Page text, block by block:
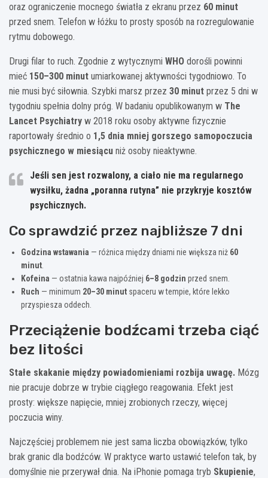
oraz ograniczenie mocnego światła z ekranu przez 60 minut
przed snem. Telefon w łóżku to prosty sposób na rozregulowanie
rytmu dobowego.
Drugi filar to ruch. Zgodnie z wytycznymi WHO dorośli powinni
mieć 150–300 minut umiarkowanej aktywności tygodniowo. To
nie musi być siłownia. Szybki marsz przez 30 minut przez 5 dni w
tygodniu spełnia dolny próg. W badaniu opublikowanym w The
Lancet Psychiatry w 2018 roku osoby aktywne fizycznie
raportowały średnio o 1,5 dnia mniej gorszego samopoczucia
psychicznego w miesiącu niż osoby nieaktywne.
Jeśli sen jest rozwalony, a ciało nie ma regularnego
wysiłku, żadna „poranna rutyna” nie przykryje kosztów
psychicznych.
Co sprawdzić przez najbliższe 7 dni
Godzina wstawania — różnica między dniami nie większa niż 60
minut
Kofeina — ostatnia kawa najpóźniej 6–8 godzin przed snem.
Ruch — minimum 20–30 minut spaceru w tempie, które lekko
przyspiesza oddech.
Przeciążenie bodźcami trzeba ciąć
bez litości
Stałe skakanie między powiadomieniami rozbija uwagę. Mózg
nie pracuje dobrze w trybie ciągłego reagowania. Efekt jest
prosty: większe napięcie, mniej zrobionych rzeczy, więcej
poczucia winy.
Najczęściej problemem nie jest sama liczba obowiązków, tylko
brak granic dla bodźców. W praktyce warto ustawić telefon tak, by
domyślnie nie przerywał dnia. Na iPhonie pomaga tryb Skupienie,